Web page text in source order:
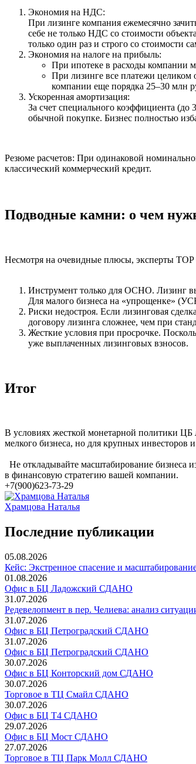
Экономия на НДС:
При лизинге компания ежемесячно
себе не только НДС со стоимости
только один раз и строго со стоимости
Экономия на налоге на прибыль:
При ипотеке в расходы компании
При лизинге все платежи целиком
компании еще порядка 25–30 млн
Ускоренная амортизация:
За счет специального коэффициента (до
обычной покупке. Бизнес полностью
Резюме расчетов: При одинаковой
классический коммерческий кредит.
Подводные камни: о чем
Несмотря на очевидные плюсы, эксперты ТОР
Инструмент только для ОСНО. Лизинг
Для малого бизнеса на «упрощенке»
Риски недостроя. Если лизинговая
договору лизинга сложнее, чем при
Жесткие условия при просрочке.
уже выплаченных лизинговых взносов.
Итог
В условиях жесткой монетарной политики ЦБ
мелкого бизнеса, но для крупных
Не откладывайте масштабирование бизнеса
в финансовую стратегию вашей компании.
+7(900)623-73-29
Храмцова Наталья
Последние публикации
05.08.2026
Кейс: Экстренное спасение и
01.08.2026
Офис в БЦ Ладожский СДАНО
31.07.2026
Редевелопмент в пер. Челиева: анализ
31.07.2026
Офис в БЦ Петроградский СДАНО
31.07.2026
Офис в БЦ Петроградский СДАНО
30.07.2026
Офис в БЦ Конторский дом СДАНО
30.07.2026
Торговое в ТЦ Смайл СДАНО
30.07.2026
Офис в БЦ Т4 СДАНО
29.07.2026
Офис в БЦ Мост СДАНО
27.07.2026
Торговое в ТЦ Парк Молл СДАНО